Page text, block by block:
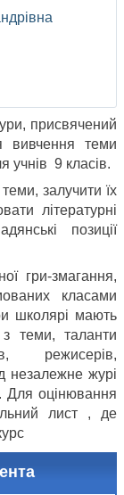
присвячений
вивчення теми
учнів 9 класів.
залучити їх
літературні
позиції
гри-змагання,
класами
школярі мають
теми, таланти
режисерів,
незалежне журі
Для оцінювання
лист , де